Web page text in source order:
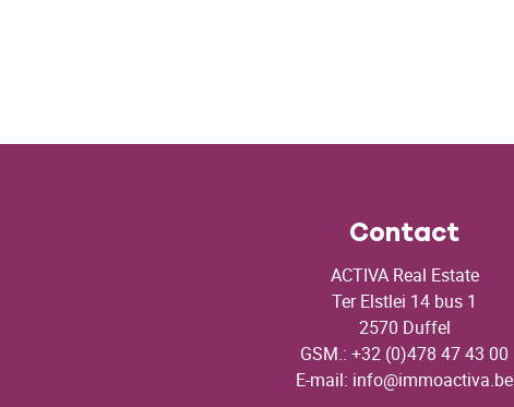
Contact
ACTIVA Real Estate
Ter Elstlei 14 bus 1
2570 Duffel
GSM.: +32 (0)478 47 43 00
E-mail: info@immoactiva.be